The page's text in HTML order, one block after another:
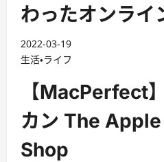
わったオンライ
2022-03-19
生活・ライフ
【MacPerfect
カン The
Shop